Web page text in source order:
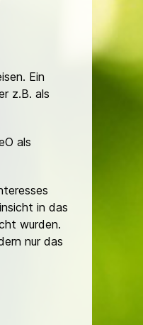
Ein
z.B. als
als
in das
wurden.
nur das